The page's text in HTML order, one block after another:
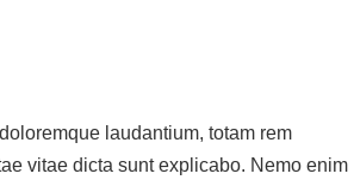
laudantium, totam rem
vitae dicta sunt explicabo. Nemo enim